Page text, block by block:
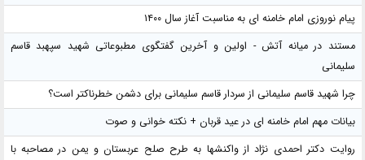
پیام نوروزی امام خامنه ای به مناسبت آغاز سال ۱۴۰۰
مستند در میانه آتش - اولین و آخرین گفتگوی مطبوعاتی شهید سپهبد قاسم
سلیمانی
چرا شهید قاسم سلیمانی از سردار قاسم سلیمانی برای دشمن خطرناکتر است؟
بیانات مهم امام خامنه ای در عید قربان + نکته خوانی و صوت
روایت دکتر احمدی نژاد از واکنشها به طرح صلح عربستان و یمن در مصاحبه با